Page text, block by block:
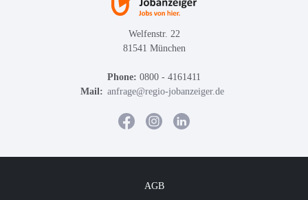
Welfenstr. 22
81541 München
Phone: 0800 - 4161411
Mail: anfrage@regio-jobanzeiger.de
AGB